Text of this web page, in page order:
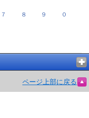
７ ８ ９ ０
ページ上部に戻る